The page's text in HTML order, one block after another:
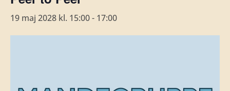
19 maj 2028 kl. 15:00- 17:00